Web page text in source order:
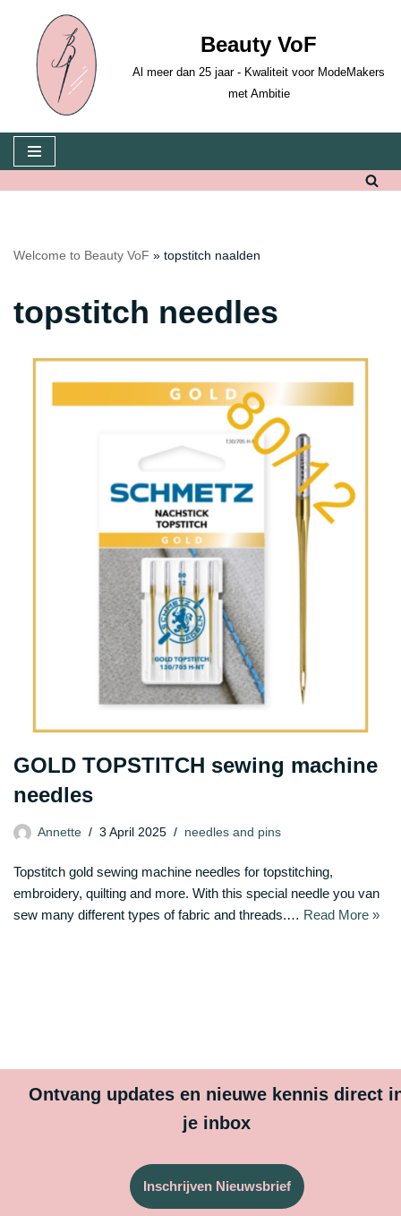
Skip
content
Beauty VoF
Al meer dan 25 jaar - Kwaliteit voor ModeMakers
met Ambitie
Welcome to Beauty VoF » topstitch naalden
topstitch needles
GOLD TOPSTITCH sewing machine
needles
Annette 3 April 2025 needles and pins
Topstitch gold sewing machine needles for topstitching,
embroidery, quilting and more. With this special needle you van
sew many different types of fabric and threads.… Read More »
Ontvang updates en nieuwe kennis direct
je inbox
Inschrijven Nieuwsbrief